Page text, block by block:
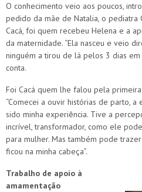
O conhecimento veio aos poucos,
pedido da mãe de Natalia, o pediatra
Cacá, foi quem recebeu Helena e a
da maternidade. “Ela nasceu e veio
ninguém a tirou de lá pelos 3 dias em
conta.
Foi Cacá quem lhe falou pela
“Comecei a ouvir histórias de parto,
sido minha experiência. Tive a
incrível, transformador, como ele
para mulher. Mas também pode
ficou na minha cabeça”.
Trabalho de apoio à
amamentação